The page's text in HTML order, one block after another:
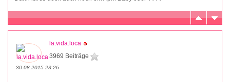
la.vida.loca
3969 Beiträge
30.08.2015 23:26